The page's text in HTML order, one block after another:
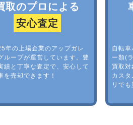
取のプロによる
安心査定
年の上場企業のアップガレ
ループが運営しています。豊
績と丁寧な査定で、安心して
を売却できます！
自転車
ー類(
買取対
カス
リで